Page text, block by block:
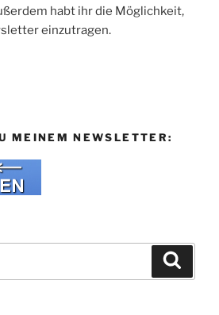
habt ihr die Möglichkeit,
einzutragen.
MEINEM NEWSLETTER: